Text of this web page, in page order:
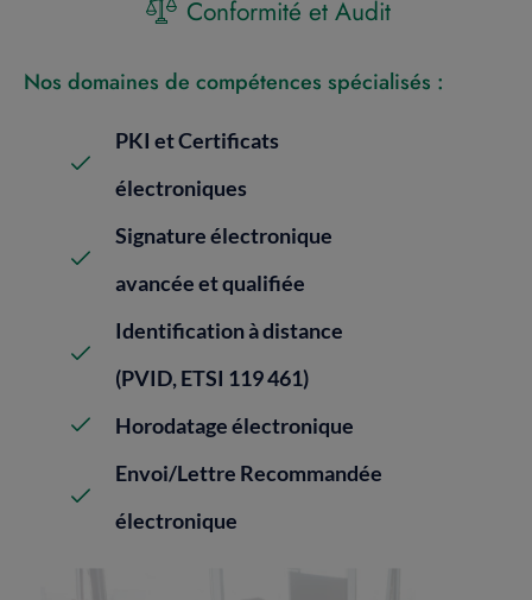
Conformité et Audit
Nos domaines de compétences spécialisés :
PKI et Certificats
électroniques
Signature électronique
avancée et qualifiée
Identification à distance
(PVID, ETSI 119 461)
Horodatage électronique
Envoi/Lettre Recommandée
électronique